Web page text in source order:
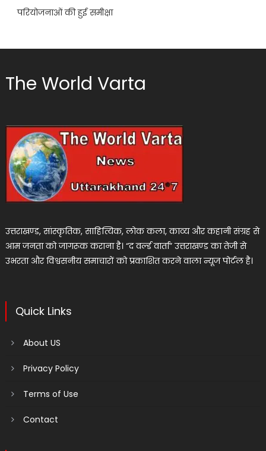
परियोजनाओं की हुई समीक्षा
The World Varta
उत्तराखण्ड, सांस्कृतिक, साहित्यिक, लोक कला, काव्य और कहानी संग्रह से
आम जनता को जागरूक कराना है। “द वर्ल्ड वार्ता” उत्तराखण्ड का तेजी से
उभरता और विश्वसनीय समाचारों को प्रकाशित करने वाला न्यूज पोर्टल है।
Quick Links
About US
Privacy Policy
Terms of Use
Contact